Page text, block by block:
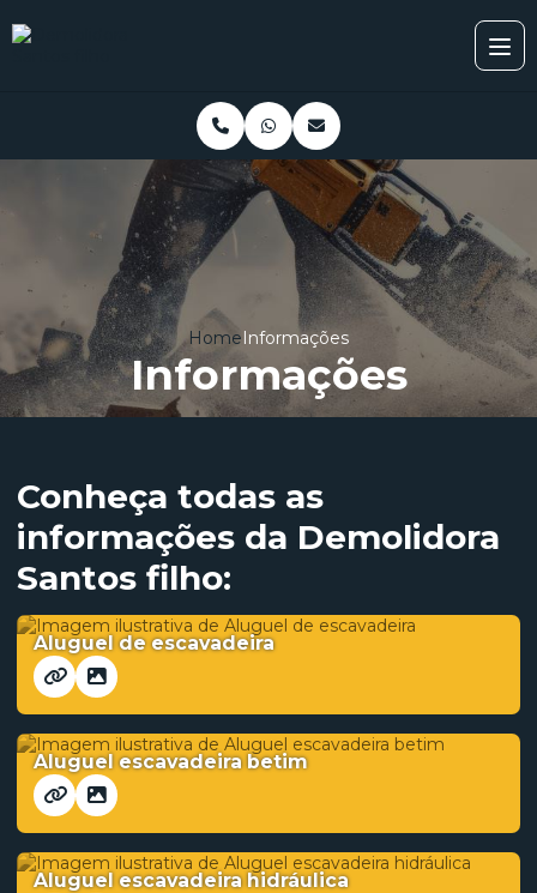
HomeInformações
Informações
Conheça todas as
informações da Demolidora
Santos filho:
Aluguel de escavadeira
Aluguel escavadeira betim
Aluguel escavadeira hidráulica